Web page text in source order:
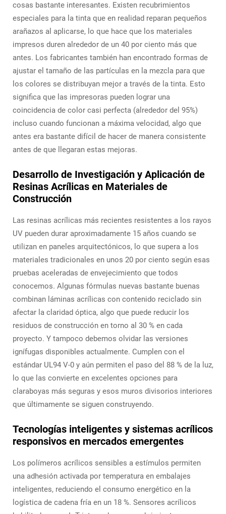
cosas bastante interesantes. Existen recubrimientos
especiales para la tinta que en realidad reparan pequeños
arañazos al aplicarse, lo que hace que los materiales
impresos duren alrededor de un 40 por ciento más que
antes. Los fabricantes también han encontrado formas de
ajustar el tamaño de las partículas en la mezcla para que
los colores se distribuyan mejor a través de la tinta. Esto
significa que las impresoras pueden lograr una
coincidencia de color casi perfecta (alrededor del 95%)
incluso cuando funcionan a máxima velocidad, algo que
antes era bastante difícil de hacer de manera consistente
antes de que llegaran estas mejoras.
Desarrollo de Investigación y Aplicación de
Resinas Acrílicas en Materiales de
Construcción
Las resinas acrílicas más recientes resistentes a los rayos
UV pueden durar aproximadamente 15 años cuando se
utilizan en paneles arquitectónicos, lo que supera a los
materiales tradicionales en unos 20 por ciento según esas
pruebas aceleradas de envejecimiento que todos
conocemos. Algunas fórmulas nuevas bastante buenas
combinan láminas acrílicas con contenido reciclado sin
afectar la claridad óptica, algo que puede reducir los
residuos de construcción en torno al 30 % en cada
proyecto. Y tampoco debemos olvidar las versiones
ignífugas disponibles actualmente. Cumplen con el
estándar UL94 V-0 y aún permiten el paso del 88 % de la luz,
lo que las convierte en excelentes opciones para
claraboyas más seguras y esos muros divisorios interiores
que últimamente se siguen construyendo.
Tecnologías inteligentes y sistemas acrílicos
responsivos en mercados emergentes
Los polímeros acrílicos sensibles a estímulos permiten
una adhesión activada por temperatura en embalajes
inteligentes, reduciendo el consumo energético en la
logística de cadena fría en un 18 %. Sensores acrílicos